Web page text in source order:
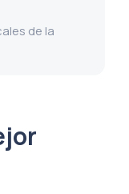
de la